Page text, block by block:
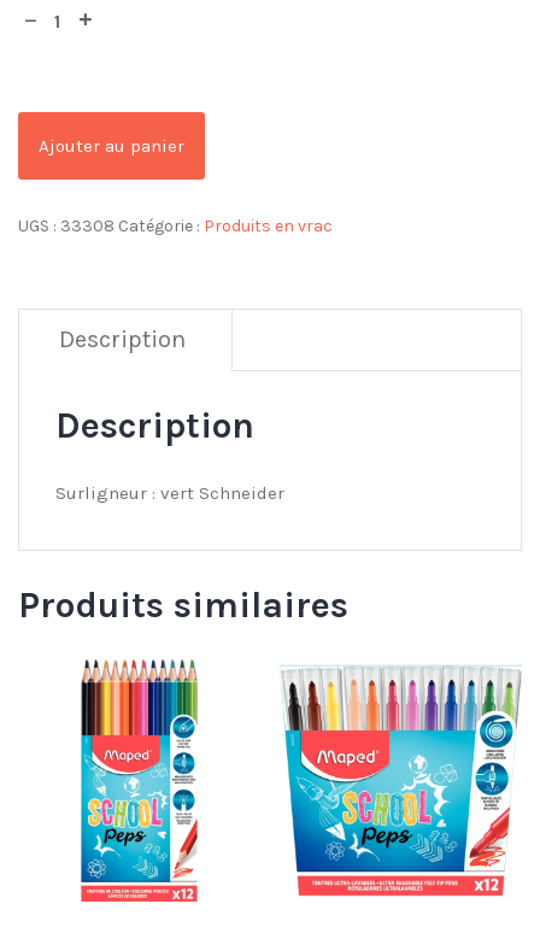
Ajouter au panier
UGS : 33308 Catégorie : Produits en vrac
Description
Description
Surligneur : vert Schneider
Produits similaires